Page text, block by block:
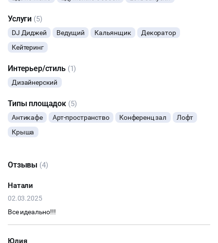
предложениях (скидка до 30% от стандартной аренды).
Оставляйте заявку, и мы вам перезвоним!
Услуги (5)
DJ Диджей Ведущий Кальянщик
Декоратор
Кейтеринг
Интерьер/стиль (1)
Дизайнерский
Типы площадок (5)
Антикафе Арт-пространство Конференц зал
Лофт
Крыша
Отзывы (4)
Натали
02.03.2025
Все идеально!!!
Юлия
СЕМИНАРЫ
ТАНЦЫ
ВЫСТАВКИ
КАСТИНГИ
КИНОПРОСМОТР
РЕПЕТИЦИИ
КОНФЕРЕНЦИИ